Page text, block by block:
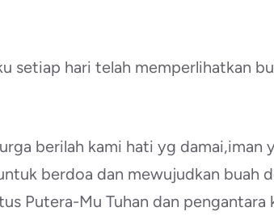
setiap hari telah memperlihatkan
berilah kami hati yg damai,iman
berdoa dan mewujudkan buah
Putera-Mu Tuhan dan pengantara